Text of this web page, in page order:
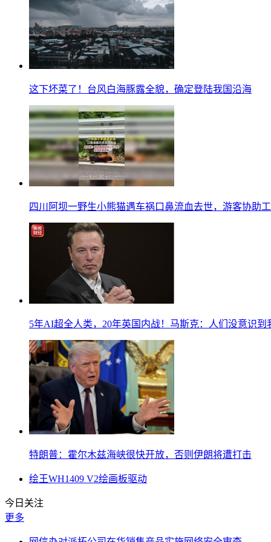
这下坏菜了！台风白海豚露全貌，确定登陆我国沿海
四川阿坝一野生小熊猫遇车祸口鼻流血去世，游客协助
5年AI超全人类，20年英国内战！马斯克：人们没意识到
特朗普：霍尔木兹海峡很快开放，否则伊朗将遭打击
绘王WH1409 V2绘画板驱动
今日关注
更多